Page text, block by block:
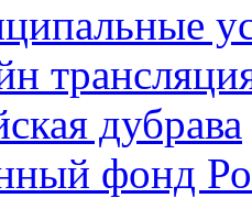
дубрава
фонд